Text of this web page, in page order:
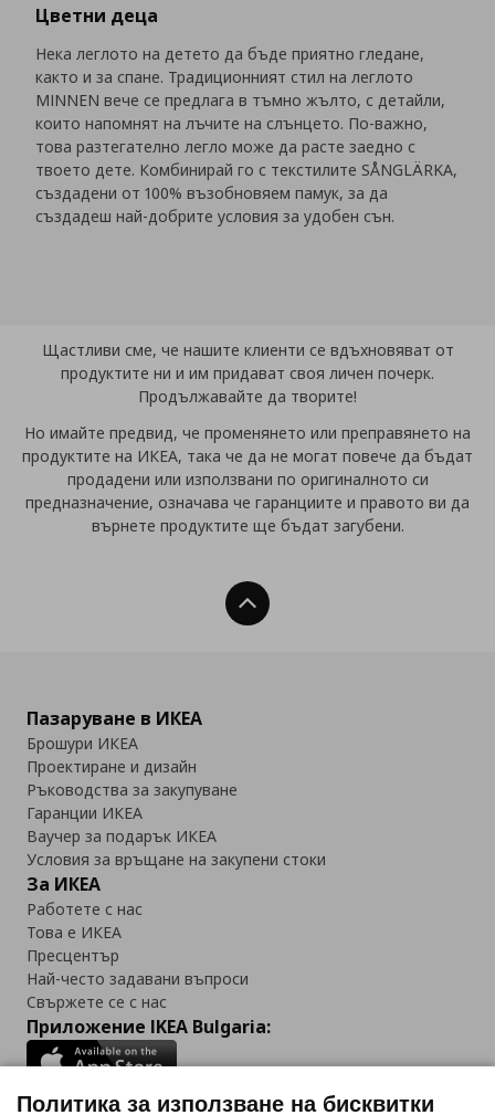
Цветни деца
Нека леглото на детето да бъде приятно гледане,
както и за спане. Традиционният стил на леглото
MINNEN вече се предлага в тъмно жълто, с детайли,
които напомнят на лъчите на слънцето. По-важно,
това разтегателно легло може да расте заедно с
твоето дете. Комбинирай го с текстилите SÅNGLÄRKA,
създадени от 100% възобновяем памук, за да
създадеш най-добрите условия за удобен сън.
Щастливи сме, че нашите клиенти се вдъхновяват от
продуктите ни и им придават своя личен почерк.
Продължавайте да творите!
Но имайте предвид, че променянето или преправянето на
продуктите на ИКЕА, така че да не могат повече да бъдат
продадени или използвани по оригиналното си
предназначение, означава че гаранциите и правото ви да
върнете продуктите ще бъдат загубени.
Нагоре
Пазаруване в ИКЕА
Брошури ИКЕА
Проектиране и дизайн
Ръководства за закупуване
Гаранции ИКЕА
Ваучер за подарък ИКЕА
Условия за връщане на закупени стоки
За ИКЕА
Работете с нас
Това е ИКЕА
Пресцентър
Най-често задавани въпроси
Свържете се с нас
Приложение IKEA Bulgaria:
Политика за използване на бисквитки